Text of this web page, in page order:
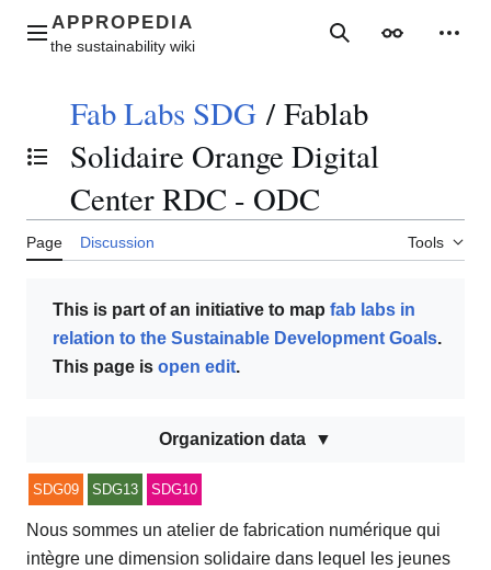
contentMain menu SearchAppearance
Toggle the table of contents
Fab Labs SDG / Fablab
Solidaire Orange Digital
Center RDC - ODC
Page Discussion Tools
This is part of an initiative to map fab labs in
relation to the Sustainable Development Goals.
This page is open edit.
Organization data
SDG09 SDG13 SDG10
Nous sommes un atelier de fabrication numérique qui
intègre une dimension solidaire dans lequel les jeunes